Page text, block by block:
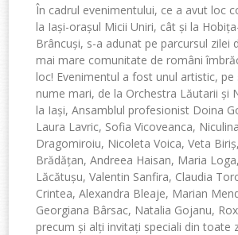
În cadrul evenimentului, ce a avut loc
la Iași-orașul Micii Uniri, cât și la
Brâncuși, s-a adunat pe parcursul zilei
mai mare comunitate de români
loc! Evenimentul a fost unul artistic, pe
nume mari, de la Orchestra Lăutarii și
la Iași, Ansamblul profesionist Doina
Laura Lavric, Sofia Vicoveanca,
Dragomiroiu, Nicoleta Voica, Veta
Brădățan, Andreea Haisan, Maria
Lăcătușu, Valentin Sanfira, Claudia
Crintea, Alexandra Bleaje, Marian
Georgiana Bârsac, Natalia Gojanu,
precum și alți invitați speciali din toate